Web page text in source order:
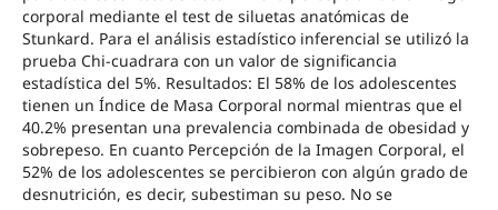
corporal mediante el test de siluetas anatómicas de
Stunkard. Para el análisis estadístico inferencial se utilizó la
prueba Chi-cuadrara con un valor de significancia
estadística del 5%. Resultados: El 58% de los adolescentes
tienen un Índice de Masa Corporal normal mientras que el
40.2% presentan una prevalencia combinada de obesidad y
sobrepeso. En cuanto Percepción de la Imagen Corporal, el
52% de los adolescentes se percibieron con algún grado de
desnutrición, es decir, subestiman su peso. No se